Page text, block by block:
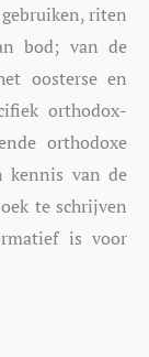
gebruiken, riten
bod; van de
oosterse en
orthodox-
orthodoxe
kennis van de
te schrijven
is voor